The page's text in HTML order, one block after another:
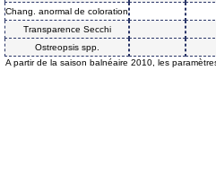
Chang. anormal de coloration
Transparence Secchi
Ostreopsis spp.
A partir de la saison balnéaire 2010, les